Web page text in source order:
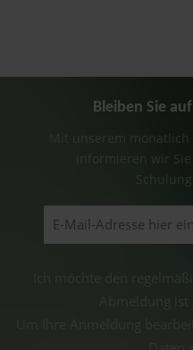
Bleiben Sie
Mit unserem
informieren wir
Ich möchte den
Abmeldung
Um Ihre Anmeldung